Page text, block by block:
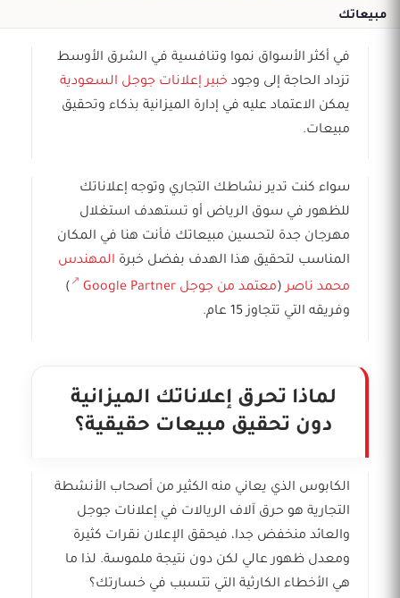
مبيعاتك
في أكثر الأسواق نموا وتنافسية في الشرق الأوسط
تزداد الحاجة إلى وجود خبير إعلانات جوجل السعودية
يمكن الاعتماد عليه في إدارة الميزانية بذكاء وتحقيق
مبيعات.
سواء كنت تدير نشاطك التجاري وتوجه إعلاناتك
للظهور في سوق الرياض أو تستهدف استغلال
مهرجان جدة لتحسين مبيعاتك فأنت هنا في المكان
المناسب لتحقيق هذا الهدف بفضل خبرة المهندس
محمد ناصر(معتمد من جوجل Google Partner
)
وفريقه التي تتجاوز 15 عام.
لماذا تحرق إعلاناتك الميزانية
دون تحقيق مبيعات حقيقية؟
الكابوس الذي يعاني منه الكثير من أصحاب الأنشطة
التجارية هو حرق آلاف الريالات في إعلانات جوجل
والعائد منخفض جدا، فيحقق الإعلان نقرات كثيرة
ومعدل ظهور عالي لكن دون نتيجة ملموسة. لذا ما
هي الأخطاء الكارثية التي تتسبب في خسارتك؟